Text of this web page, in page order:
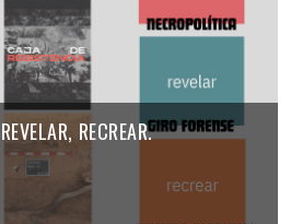
RECREAR.